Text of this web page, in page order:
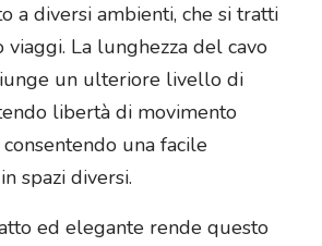
a diversi ambienti, che si tratti
viaggi. La lunghezza del cavo
un ulteriore livello di
libertà di movimento
una facile
spazi diversi.
ed elegante rende questo